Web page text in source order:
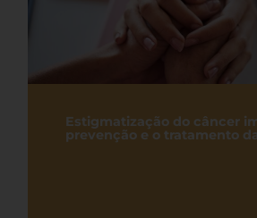
Estigmatização do câncer
prevenção e o tratamento